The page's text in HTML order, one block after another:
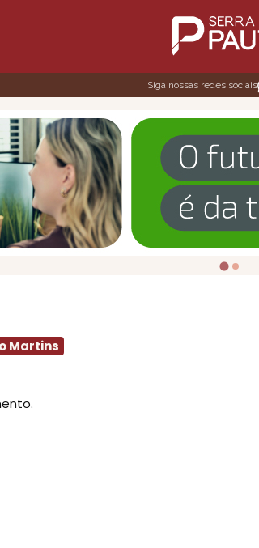
Siga nossas redes sociais
Martins